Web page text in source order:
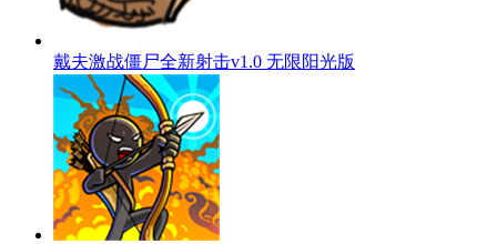
戴夫激战僵尸全新射击v1.0 无限阳光版